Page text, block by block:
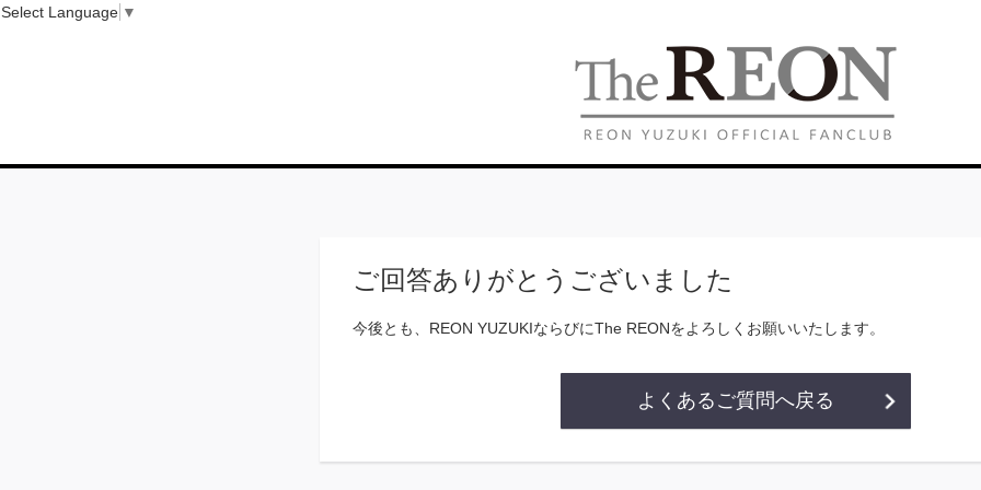
ご回答ありがとうございました
今後とも、REON YUZUKIならびにThe REONをよろしくお願いいたします。
よくあるご質問へ戻る
Select Language ▼